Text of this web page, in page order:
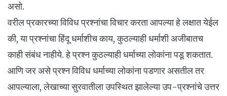
असो.
वरील प्रकारच्या विविध प्रश्नांचा विचार करता आपल्या हे लक्षात येईल
की, या प्रश्नांचा हिंदू धर्माशीच काय, कुठल्याही धर्माशी अजीबातच
काही संबंध नाहीये. हे प्रश्न कुठल्याही धर्माच्या लोकांना पडू शकतात.
आणि जर असे प्रश्न विविध धर्माच्या लोकांना पडणार असतील तर
आपल्याला, लेखाच्या सुरवातीला उपस्थित झालेल्या उप-प्रश्नांचे उत्तर